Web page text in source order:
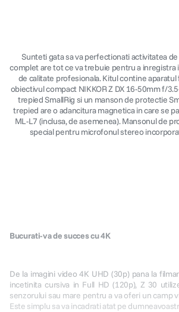
Sunteti gata sa va perfectionati activitatea
complet are tot ce va trebuie pentru a inregistra
de calitate profesionala. Kitul contine
obiectivul compact NIKKOR Z DX 16-50mm f/
trepied SmallRig si un manson de protectie
trepied are o adancitura magnetica in care se
ML-L7 (inclusa, de asemenea). Mansonul de
special pentru microfonul stereo
Bucurati-va de succes cu 4K
De la imagini video 4K UHD (30p) pana la
incetinita cursiva in Full HD (120p), Z 30
senzorului sau mare pentru a va oferi un camp
Este simplu sa va incadrati atat pe